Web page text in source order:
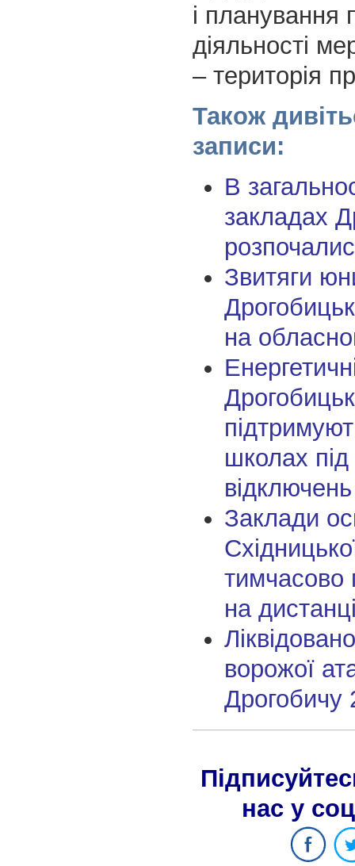
і планування
діяльності
– територія
Також
записи:
В
закладах
Звитяги
на
школах під
відключень
Заклади
тимчасово
на
ворожої
Дрогобичу
нас у